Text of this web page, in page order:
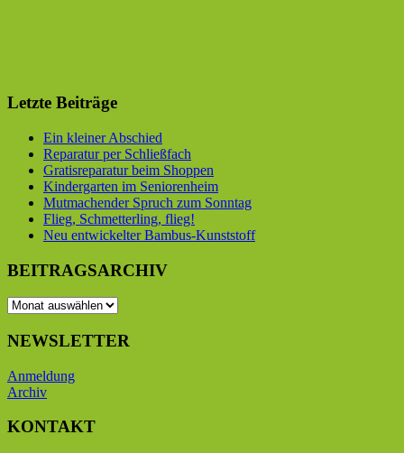
Letzte Beiträge
Ein kleiner Abschied
Reparatur per Schließfach
Gratisreparatur beim Shoppen
Kindergarten im Seniorenheim
Mutmachender Spruch zum Sonntag
Flieg, Schmetterling, flieg!
Neu entwickelter Bambus-Kunststoff
BEITRAGSARCHIV
BEITRAGSARCHIV
NEWSLETTER
Anmeldung
Archiv
KONTAKT